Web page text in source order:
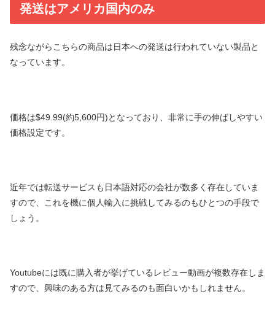
発送はアメリカ国内のみ
残念ながらこちらの商品は日本への発送は行われていない製品と
なっています。
価格は$49.99(約5,600円)となっており、非常に手の伸ばしやすい
価格設定です。
近年では転送サービスも日本語対応の会社が数多く存在していま
すので、これを機に個人輸入に挑戦してみるのもひとつの手段で
しょう。
Youtubeには既に購入者が挙げているレビュー動画が複数存在しま
すので、興味のある方は見てみるのも面白いかもしれません。